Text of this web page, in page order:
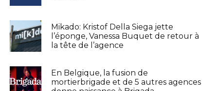
Mikado: Kristof Della Siega jette
l’éponge, Vanessa Buquet de retour à
la tête de l’agence
En Belgique, la fusion de
mortierbrigade et de 5 autres agences